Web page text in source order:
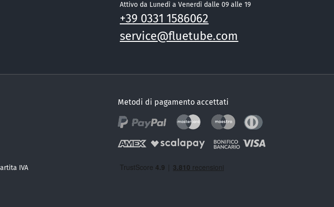
Attivo da Lunedì a Venerdì dalle 09 alle 19
+39 0331 1586062
service@fluetube.com
IVA
Metodi di pagamento accettati